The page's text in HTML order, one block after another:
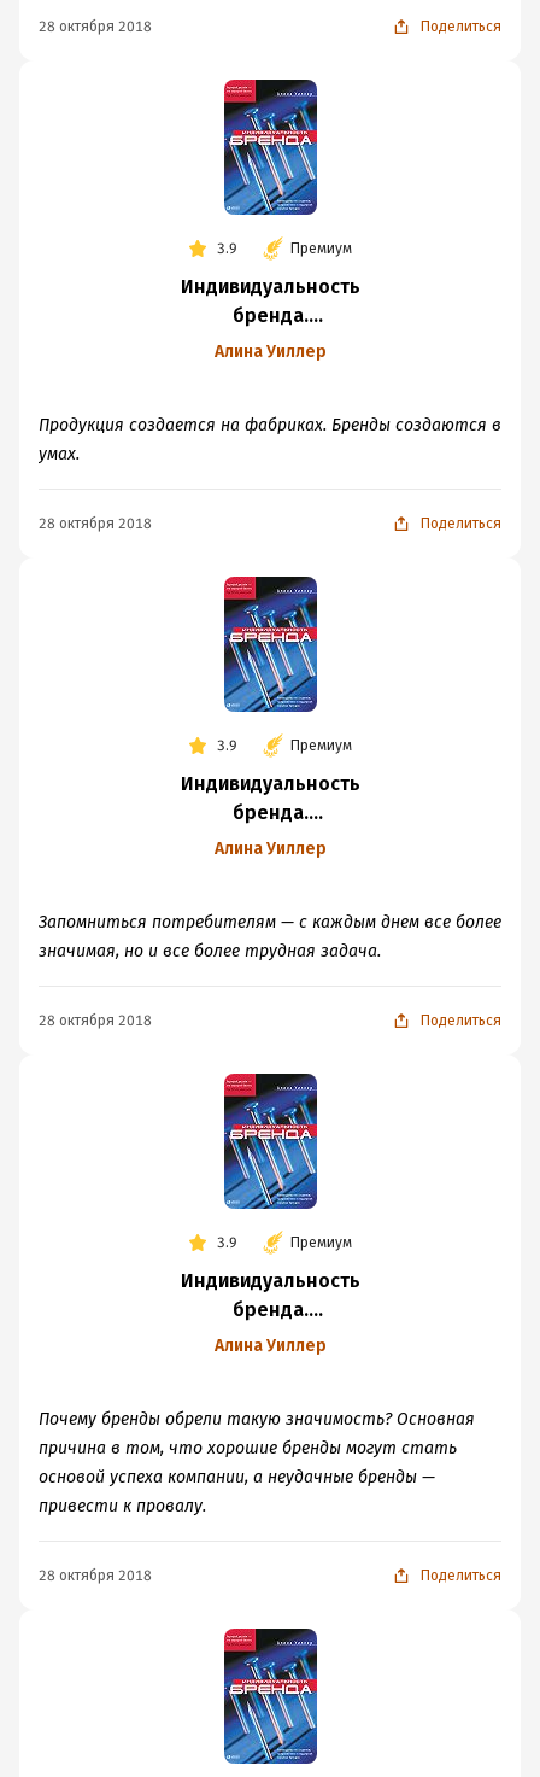
28 октября 2018 Поделиться
3.9 Премиум
Индивидуальность
бренда.
Руководство
и поддержке
Алина Уиллер
Продукция создается на фабриках. Бренды создаются в
умах.
28 октября 2018 Поделиться
3.9 Премиум
Индивидуальность
бренда.
Руководство
и поддержке
сильных брендов
Алина Уиллер
Запомниться потребителям — с каждым днем все более
значимая, но и все более трудная задача.
28 октября 2018 Поделиться
3.9 Премиум
Индивидуальность
бренда.
Руководство
и поддержке
сильных брендов
Алина Уиллер
Почему бренды обрели такую значимость? Основная
причина в том, что хорошие бренды могут стать
основой успеха компании, а неудачные бренды —
привести к провалу.
28 октября 2018 Поделиться